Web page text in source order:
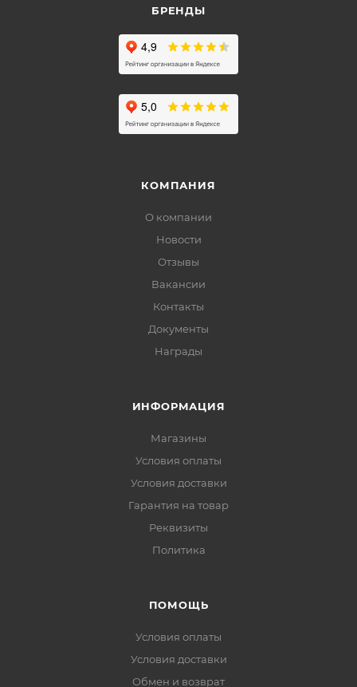
БРЕНДЫ
КОМПАНИЯ
О компании
Новости
Отзывы
Вакансии
Контакты
Документы
Награды
ИНФОРМАЦИЯ
Магазины
Условия оплаты
Условия доставки
Гарантия на товар
Реквизиты
Политика
ПОМОЩЬ
Условия оплаты
Условия доставки
Обмен и возврат